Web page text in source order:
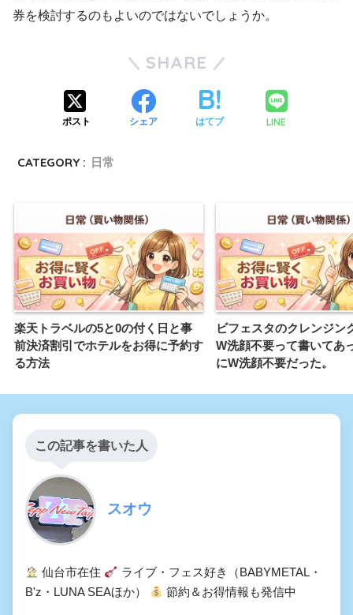
券を検討するのもよいのではないでしょうか。
SHARE
ポスト シェア はてブ LINE
CATEGORY : 日常
楽天トラベルの5と0の付く日と事
前決済割引でホテルをお得に予約す
る方法
ビフェスタのクレンジン
W洗顔不要って書いてあ
にW洗顔不要だった。
この記事を書いた人
スオウ
仙台市在住
ライブ・フェス好き（BABYMETAL・
B'z・LUNA SEAほか）
節約＆お得情報も発信中